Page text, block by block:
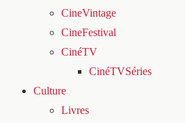
CineVintage
CineFestival
CinéTV
CinéTVSéries
Culture
Livres